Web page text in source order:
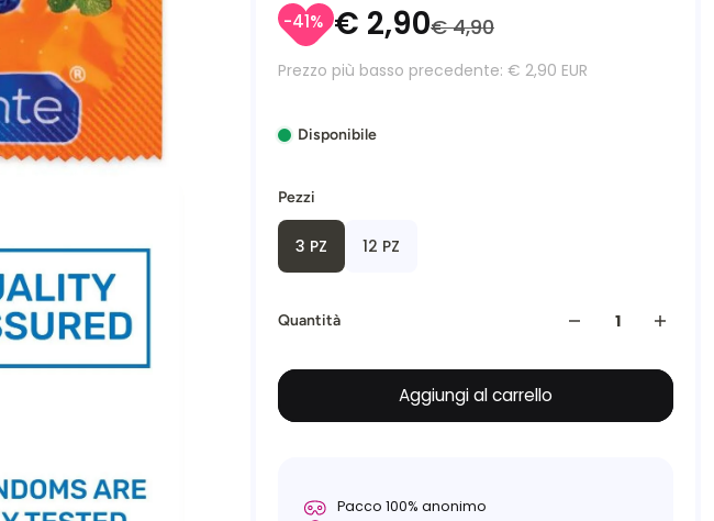
-41% € 2,90€ 4,90
Prezzo più basso precedente: € 2,90 EUR
Disponibile
Pezzi
3 PZ 12 PZ
Quantità
Aggiungi al carrello
Pacco 100% anonimo